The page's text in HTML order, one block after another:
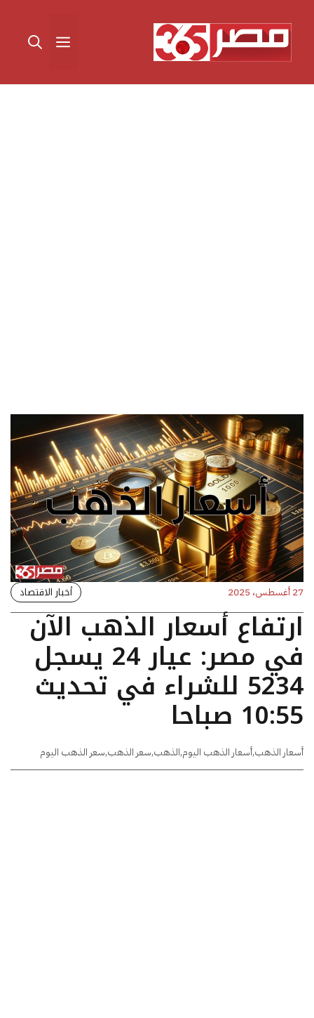
المحتوى القائمة
27 أغسطس، 2025 أخبار الاقتصاد
ارتفاع أسعار الذهب الآن
في مصر: عيار 24 يسجل
5234 للشراء في تحديث
10:55 صباحا
أسعار الذهب,أسعار الذهب اليوم,الذهب,سعر الذهب,سعر الذهب اليوم